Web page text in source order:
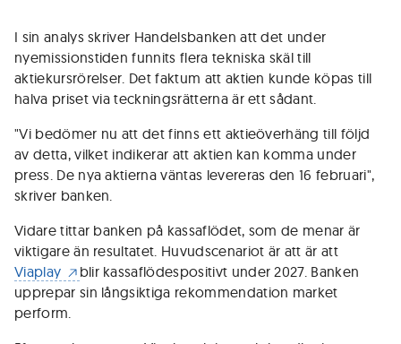
I sin analys skriver Handelsbanken att det under
nyemissionstiden funnits flera tekniska skäl till
aktiekursrörelser. Det faktum att aktien kunde köpas till
halva priset via teckningsrätterna är ett sådant.
"Vi bedömer nu att det finns ett aktieöverhäng till följd
av detta, vilket indikerar att aktien kan komma under
press. De nya aktierna väntas levereras den 16 februari",
skriver banken.
Vidare tittar banken på kassaflödet, som de menar är
viktigare än resultatet. Huvudscenariot är att är att
Viaplay
blir kassaflödespositivt under 2027. Banken
upprepar sin långsiktiga rekommendation market
perform.